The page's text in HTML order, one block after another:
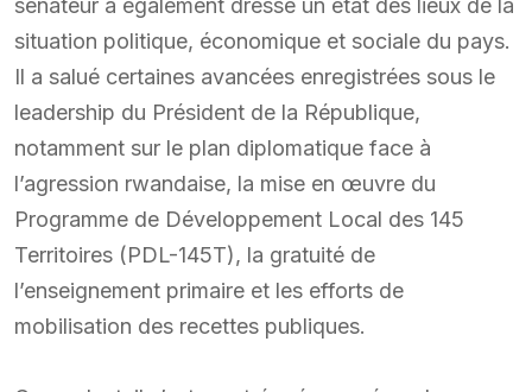
situation politique, économique et sociale du pays.
Il a salué certaines avancées enregistrées sous le
leadership du Président de la République,
notamment sur le plan diplomatique face à
l’agression rwandaise, la mise en œuvre du
Programme de Développement Local des 145
Territoires (PDL-145T), la gratuité de
l’enseignement primaire et les efforts de
mobilisation des recettes publiques.